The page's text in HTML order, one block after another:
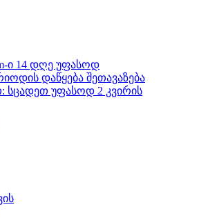
ი 14 დღე უფასოდ
დაწყება შეთავაზება
სცადეთ უფასოდ 2 კვირის